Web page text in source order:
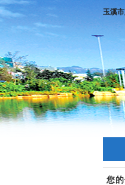
玉溪
您